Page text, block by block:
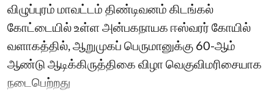
விழுப்புரம் மாவட்டம் திண்டிவனம் கிடங்கல்
கோட்டையில் உள்ள அன்பகநாயக ஈஸ்வரர் கோயில்
வளாகத்தில், ஆறுமுகப் பெருமானுக்கு 60-ஆம்
ஆண்டு ஆடிக்கிருத்திகை விழா வெகுவிமரிசையாக
நடைபெற்றது